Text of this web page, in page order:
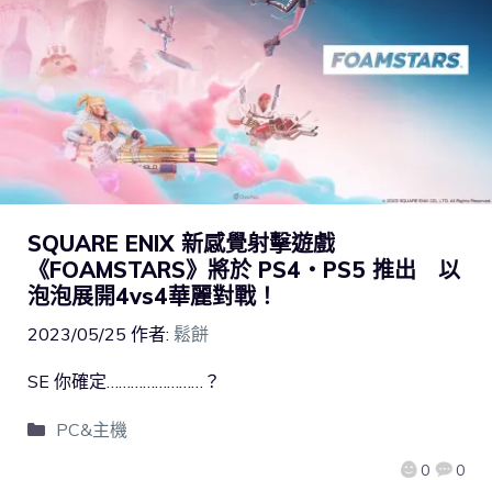
SQUARE ENIX 新感覺射擊遊戲
《FOAMSTARS》將於 PS4・PS5 推出 以
泡泡展開4vs4華麗對戰！
2023/05/25 作者: 鬆餅
0 0
SE 你確定……………………？
PC&主機